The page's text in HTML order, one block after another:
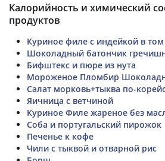
Калорийность и химический
продуктов
Куриное филе с индейкой в том
Шоколадный батончик
Бифштекс и пюре из нута
Мороженое Пломбир
Салат морковь+тыква по-
Яичница с ветчиной
Куриное Филе жареное без
Соба и португальский пирожок
Печенье к кофе
Чили с тыквой и отварной рис